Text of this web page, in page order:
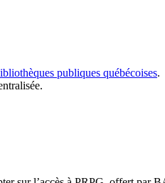
publiques québécoises.